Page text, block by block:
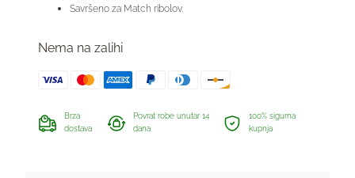
Savršeno za Match ribolov.
Nema na zalihi
Brza
dostava
Povrat robe unutar 14
dana
100% sigurna
kupnja